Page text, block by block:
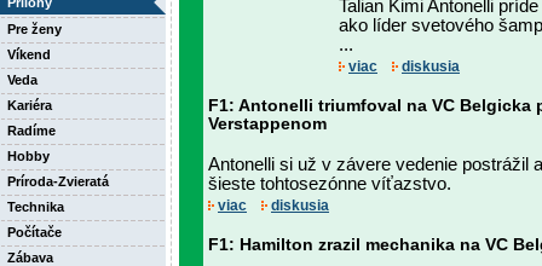
Pre ženy
Víkend
Veda
Kariéra
Radíme
Hobby
Príroda-Zvieratá
Technika
Počítače
Zábava
Talian Kimi Antonelli
ako líder svetového
...
viac diskusia
F1: Antonelli triumfoval na VC Belgicka
Verstappenom
Antonelli si už v závere vedenie postrážil
šieste tohtosezónne víťazstvo.
viac diskusia
F1: Hamilton zrazil mechanika na VC